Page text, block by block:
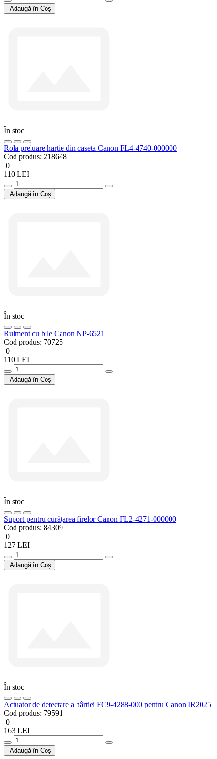
Adaugă în Coș
În stoc
Rola preluare hartie din caseta Canon FL4-4740-000000
Cod produs: 218648
0
110 LEI
Adaugă în Coș
În stoc
Rulment cu bile Canon NP-6521
Cod produs: 70725
0
110 LEI
Adaugă în Coș
În stoc
Suport pentru curățarea firelor Canon FL2-4271-000000
Cod produs: 84309
0
127 LEI
Adaugă în Coș
În stoc
Actuator de detectare a hârtiei FC9-4288-000 pentru Canon IR2025
Cod produs: 79591
0
163 LEI
Adaugă în Coș